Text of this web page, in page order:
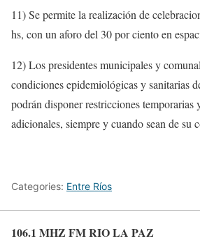
11) Se permite la realización de
hs, con un aforo del 30 por ciento en
12) Los presidentes municipales y
condiciones epidemiológicas y sanitarias
podrán disponer restricciones temporarias
adicionales, siempre y cuando sean de su
Categories: Entre Ríos
106.1 MHZ FM RIO LA PAZ